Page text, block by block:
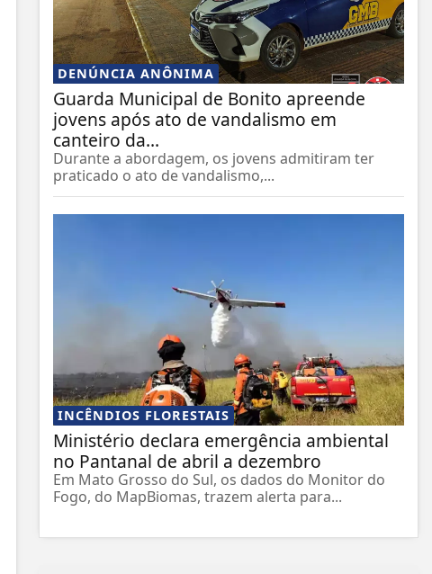
DENÚNCIA ANÔNIMA
Guarda Municipal de Bonito apreende
jovens após ato de vandalismo em
canteiro da...
Durante a abordagem, os jovens admitiram ter
praticado o ato de vandalismo,...
INCÊNDIOS FLORESTAIS
Ministério declara emergência ambiental
no Pantanal de abril a dezembro
Em Mato Grosso do Sul, os dados do Monitor do
Fogo, do MapBiomas, trazem alerta para...